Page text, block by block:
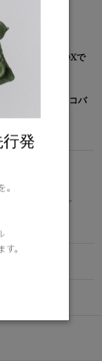
品は、専用のBOXで
ポケッタブルエコバ
。
実地試験にクリア
TEI
発
。
。